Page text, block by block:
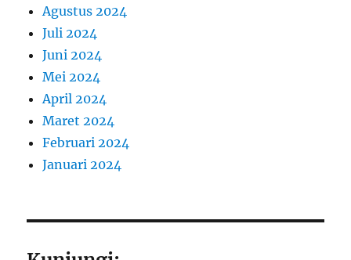
Agustus 2024
Juli 2024
Juni 2024
Mei 2024
April 2024
Maret 2024
Februari 2024
Januari 2024